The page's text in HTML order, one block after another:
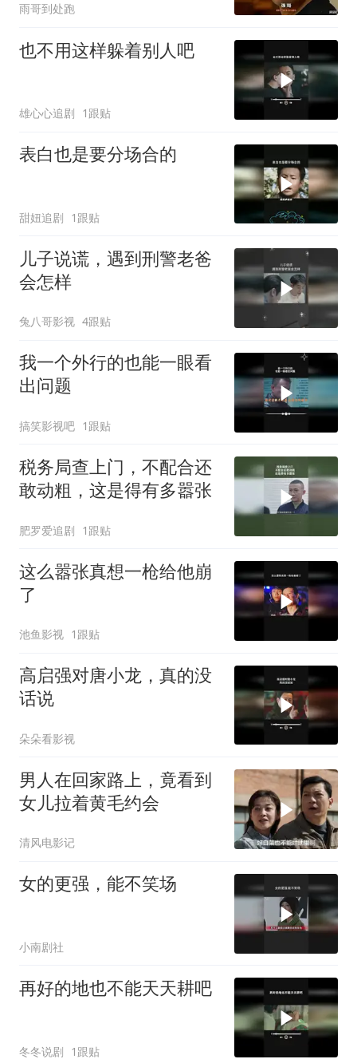
雨哥到处跑
也不用这样躲着别人吧
雄心心追剧 1跟贴
表白也是要分场合的
甜妞追剧 1跟贴
儿子说谎，遇到刑警老爸
会怎样
兔八哥影视 4跟贴
我一个外行的也能一眼看
出问题
搞笑影视吧 1跟贴
税务局查上门，不配合还
敢动粗，这是得有多嚣张
肥罗爱追剧 1跟贴
这么嚣张真想一枪给他崩
了
池鱼影视 1跟贴
高启强对唐小龙，真的没
话说
朵朵看影视
男人在回家路上，竟看到
女儿拉着黄毛约会
清风电影记
女的更强，能不笑场
小南剧社
再好的地也不能天天耕吧
冬冬说剧 1跟贴